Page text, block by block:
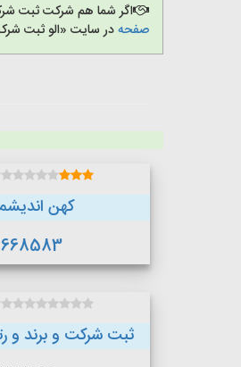
اگر شما هم شرکت ثبت
صفحهدر سایت «الو ثبت
کهن
ثبت شرکت و برند و